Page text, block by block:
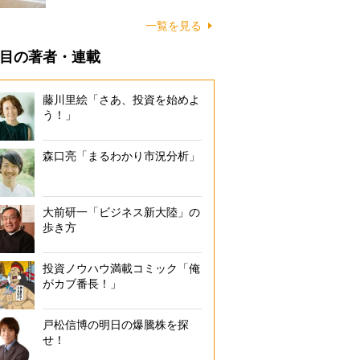
一覧を見る
の著者・連載
藤川里絵「さあ、投資を始めよ
う！」
森口亮「まるわかり市況分析」
大前研一「ビジネス新大陸」の
歩き方
投資ノウハウ満載コミック「俺
がカブ番長！」
戸松信博の明日の爆騰株を探
せ！